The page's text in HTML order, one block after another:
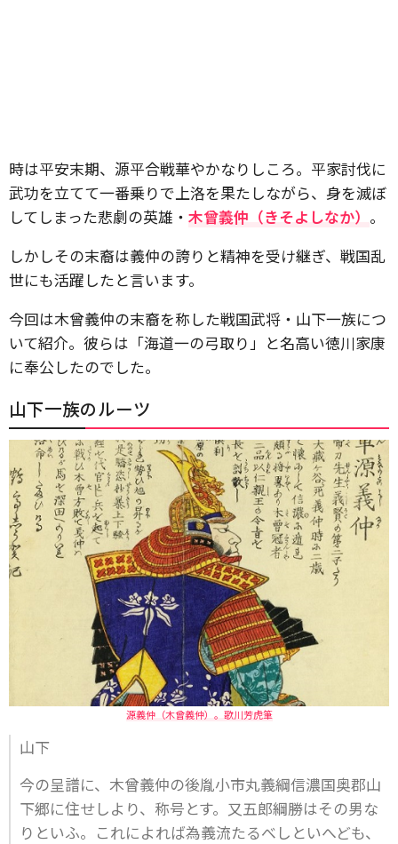
時は平安末期、源平合戦華やかなりしころ。平家討伐に
武功を立てて一番乗りで上洛を果たしながら、身を滅ぼ
してしまった悲劇の英雄・ 木曾義仲（きそよしなか） 。
しかしその末裔は義仲の誇りと精神を受け継ぎ、戦国乱
世にも活躍したと言います。
今回は木曾義仲の末裔を称した戦国武将・山下一族につ
いて紹介。彼らは「海道一の弓取り」と名高い徳川家康
に奉公したのでした。
山下一族のルーツ
源義仲（木曾義仲）。歌川芳虎筆
山下
今の呈譜に、木曾義仲の後胤小市丸義綱信濃国奥郡山
下郷に住せしより、称号とす。又五郎綱勝はその男な
りといふ。これによれば為義流たるべしといへども、